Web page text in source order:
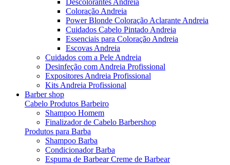
Descolorantes Andreia
Coloração Andreia
Power Blonde Coloração Aclarante Andreia
Cuidados Cabelo Pintado Andreia
Essenciais para Coloração Andreia
Escovas Andreia
Cuidados com a Pele Andreia
Desinfeção com Andreia Profissional
Expositores Andreia Profissional
Kits Andreia Profissional
Barber shop
Cabelo Produtos Barbeiro
Shampoo Homem
Finalizador de Cabelo Barbershop
Produtos para Barba
Shampoo Barba
Condicionador Barba
Espuma de Barbear Creme de Barbear